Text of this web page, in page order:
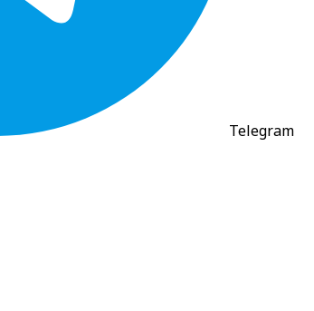
Telegram